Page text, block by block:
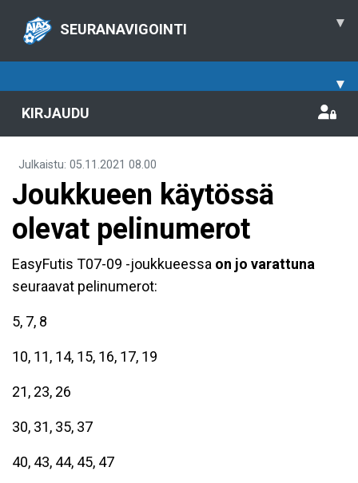
SEURANAVIGOINTI ▾
▾
KIRJAUDU
Julkaistu: 05.11.2021 08.00
Joukkueen käytössä
olevat pelinumerot
EasyFutis T07-09 -joukkueessa on jo varattuna
seuraavat pelinumerot:
5, 7, 8
10, 11, 14, 15, 16, 17, 19
21, 23, 26
30, 31, 35, 37
40, 43, 44, 45, 47